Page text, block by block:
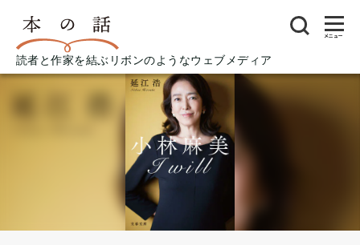
読者と作家を結ぶリボンのようなウェブメディア
メニュー